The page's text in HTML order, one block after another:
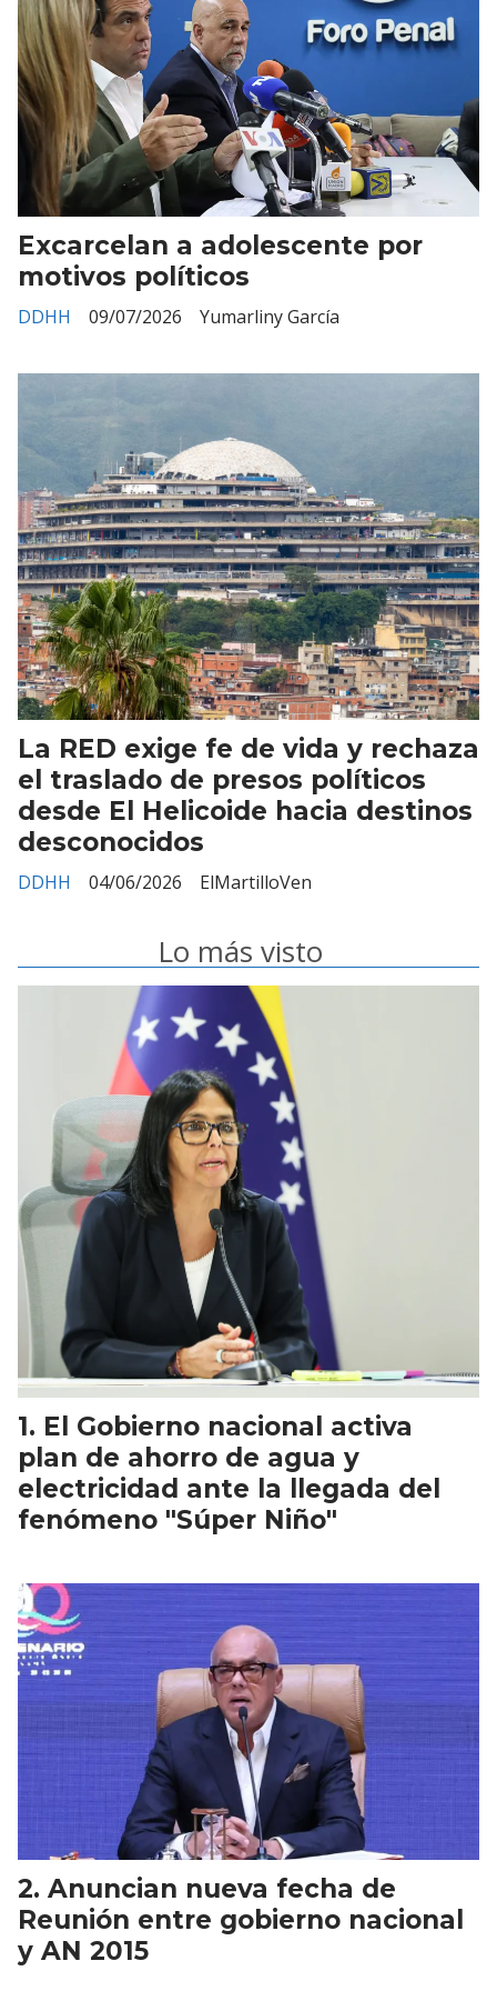
Excarcelan a adolescente por
motivos políticos
Yumarliny García
DDHH 09/07/2026
La RED exige fe de vida y rechaza
el traslado de presos políticos
desde El Helicoide hacia destinos
desconocidos
ElMartilloVen
DDHH 04/06/2026
Lo más visto
El Gobierno nacional activa
plan de ahorro de agua y
electricidad ante la llegada del
fenómeno "Súper Niño"
Anuncian nueva fecha de
Reunión entre gobierno nacional
y AN 2015